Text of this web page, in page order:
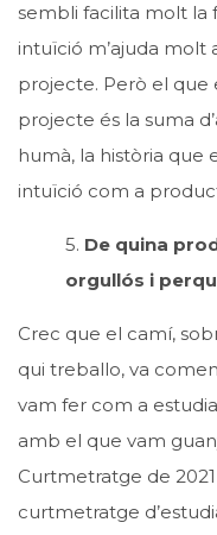
sembli facilita molt la
intuïció m’ajuda molt
projecte. Però el que
projecte és la suma
humà, la història que
intuïció com a
5. De quina
orgullós i
Crec que el camí,
qui treballo, va
vam fer com a
amb el que vam
Curtmetratge de
curtmetratge